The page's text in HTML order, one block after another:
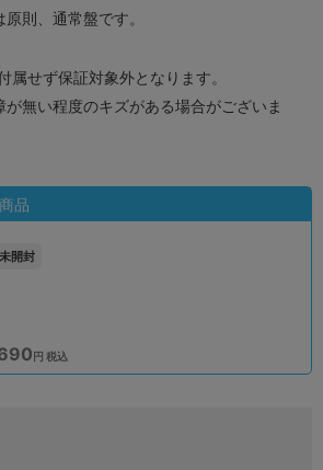
則、通常盤です。
せず保証対象外となります。
無い程度のキズがある場合がございま
品
未開封
円 税込